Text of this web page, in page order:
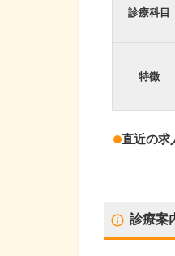
診療科目
特徴
直近の求
診療案